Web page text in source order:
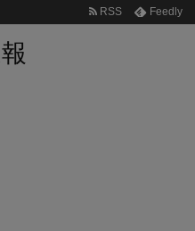
RSS Feedly